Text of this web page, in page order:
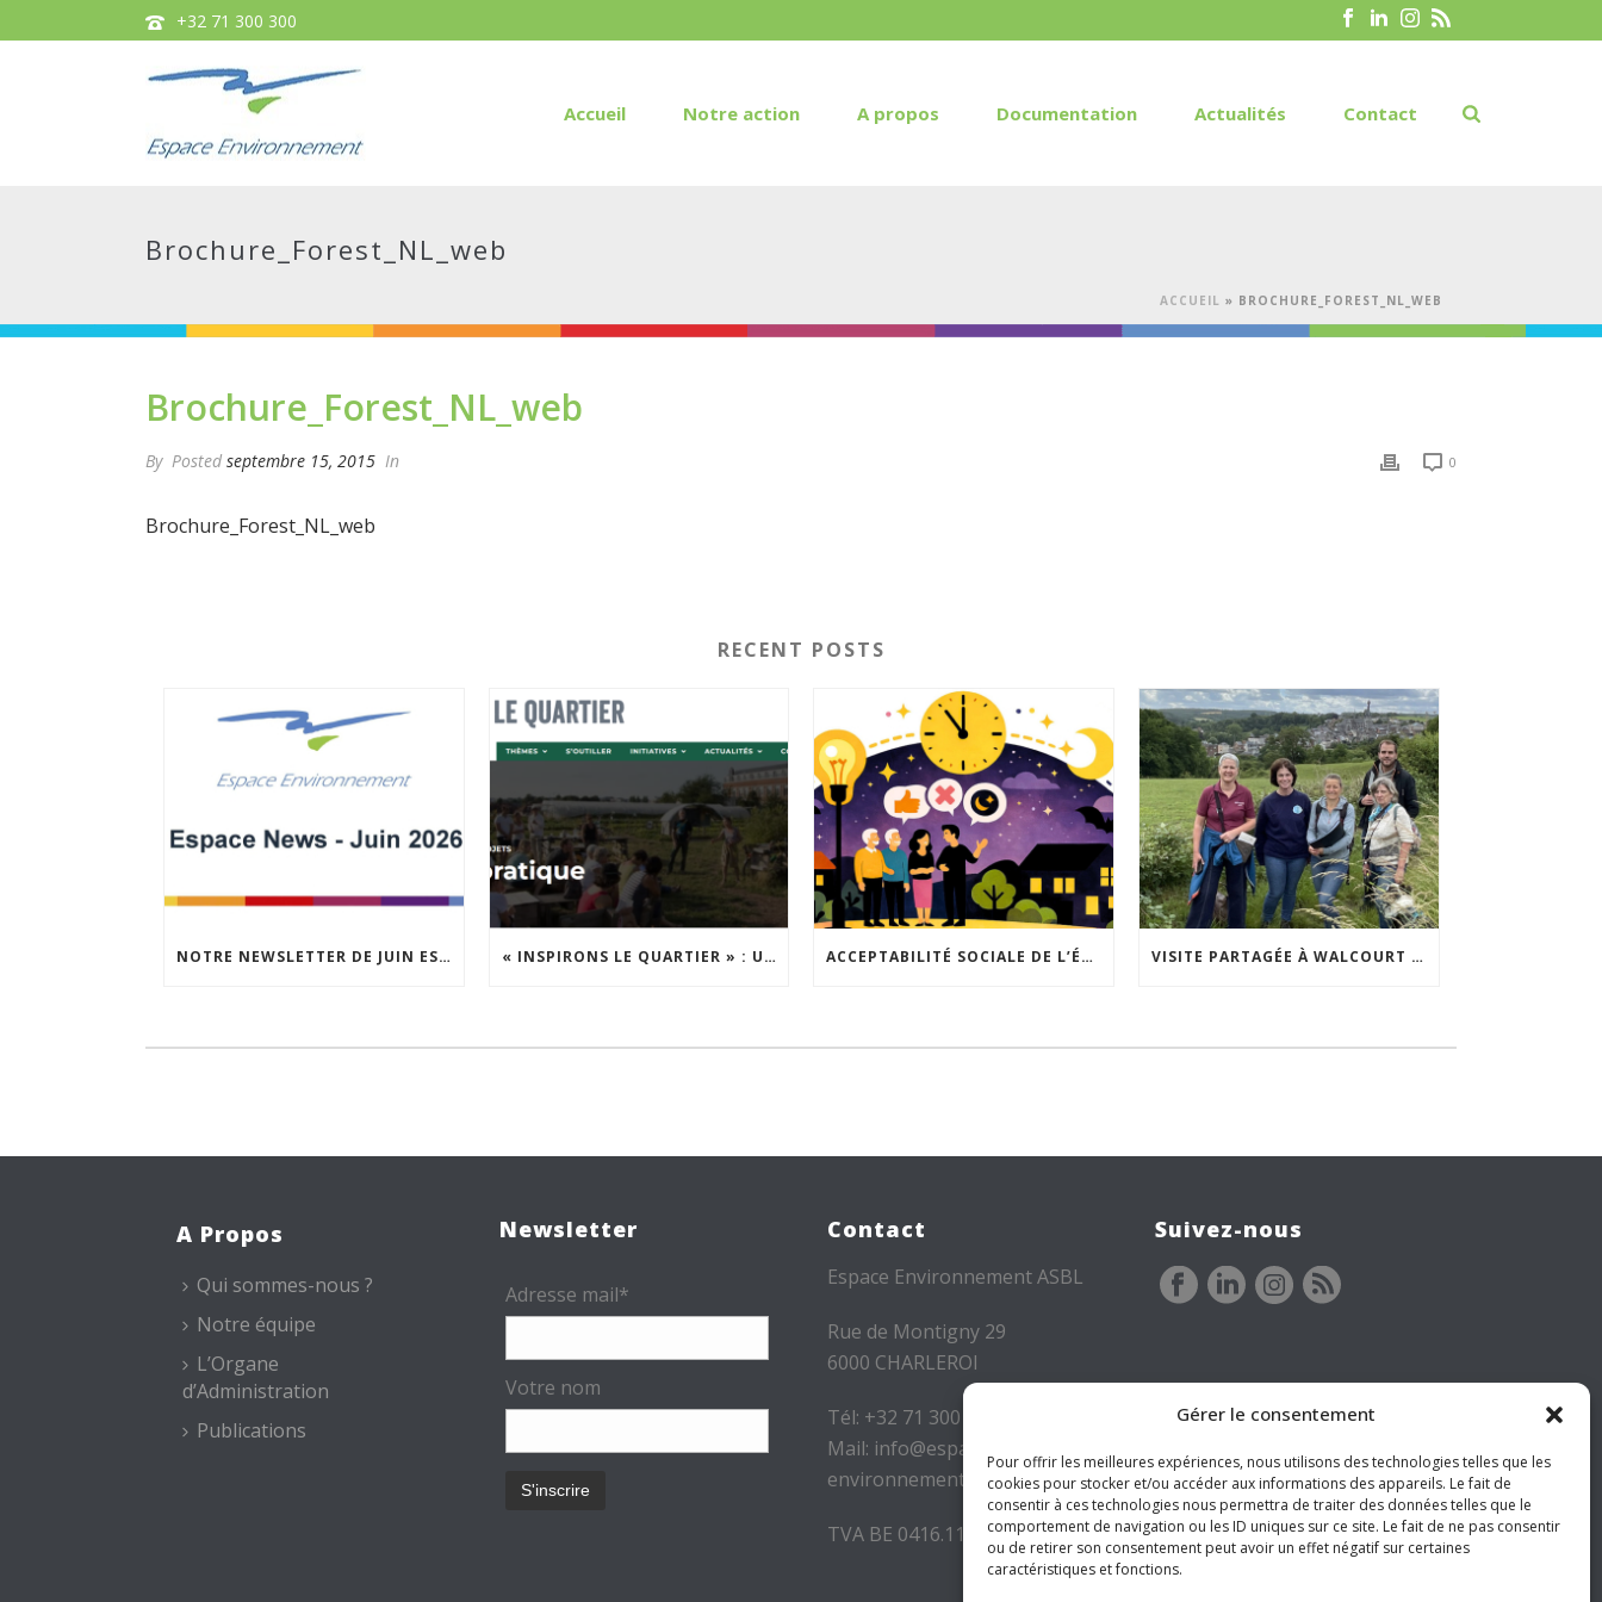
Gérer le consentement
Pour offrir les meilleures expériences, nous utilisons des technologies telles que les
cookies pour stocker et/ou accéder aux informations des appareils. Le fait de
consentir à ces technologies nous permettra de traiter des données telles que le
comportement de navigation ou les ID uniques sur ce site. Le fait de ne pas consentir
ou de retirer son consentement peut avoir un effet négatif sur certaines
caractéristiques et fonctions.
+32 71 300 300
Accueil Notre action A propos Documentation Actualités Contact
Brochure_Forest_NL_web
ACCUEIL » BROCHURE_FOREST_NL_WEB
Brochure_Forest_NL_web
By Posted septembre 15, 2015 In 0
Brochure_Forest_NL_web
RECENT POSTS
NOTRE NEWSLETTER DE JUIN EST EN LIGNE ! « INSPIRONS LE QUARTIER » : UN NOUVEL APPEL À PROJETS EST LANCÉ ! ACCEPTABILITÉ SOCIALE DE L’ÉCLAIRAGE NOCTURNE : LE REPLAY EST DISPONIBLE VISITE PARTAGÉE À WALCOURT : UNE DÉMARCHE PARTICIPATIVE ANIMÉE PAR ESPACE ENVIRONNEMENT
A Propos
Qui sommes-nous ?
Notre équipe
L’Organe
d’Administration
Publications
Newsletter
Adresse mail*
Votre nom
Contact
Espace Environnement ASBL
Rue de Montigny 29
6000 CHARLEROI
Tél: +32 71 300 300
Mail: info@espace-
environnement.be
TVA BE 0416.116.340
Suivez-nous